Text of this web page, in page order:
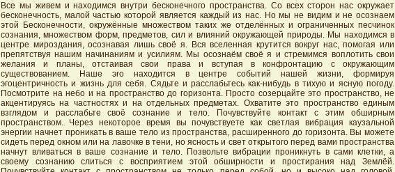
Все мы живем и находимся внутри бесконечного пространства. Со всех сторон нас окружает
бесконечность, малой частью которой является каждый из нас. Но мы не видим и не осознаем
этой Бесконечности, окружённые множеством таких же отделённых и ограниченных песчинок
сознания, множеством форм, предметов, сил и влияний окружающей природы. Мы находимся в
центре мироздания, осознавая лишь своё я. Вся вселенная крутится вокруг нас, помогая или
препятствуя нашим начинаниям и усилиям. Мы осознаём своё я и стремимся воплотить свои
желания и планы, отстаивая свои права и вступая в конфронтацию с окружающим
существованием. Наше эго находится в центре событий нашей жизни, формируя
эгоцентричность и жизнь для себя. Сядьте и расслабьтесь как-нибудь в тихую и ясную погоду.
Посмотрите на небо и на пространство до горизонта. Просто созерцайте это пространство, не
акцентируясь на частностях и на отдельных предметах. Охватите это пространство единым
взглядом и расслабьте своё сознание и тело. Почувствуйте контакт с этим обширным
пространством. Через некоторое время вы почувствуете как светлая вибрация каузальной
энергии начнет проникать в ваше тело из пространства, расширенного до горизонта. Вы можете
сидеть перед окном или на лавочке в тени, но ясность и свет открытого перед вами пространства
начнут вливаться в ваше сознание и тело. Позвольте вибрации проникнуть в сами клетки, а
своему сознанию слиться с восприятием этой обширности и простирания над Землёй.